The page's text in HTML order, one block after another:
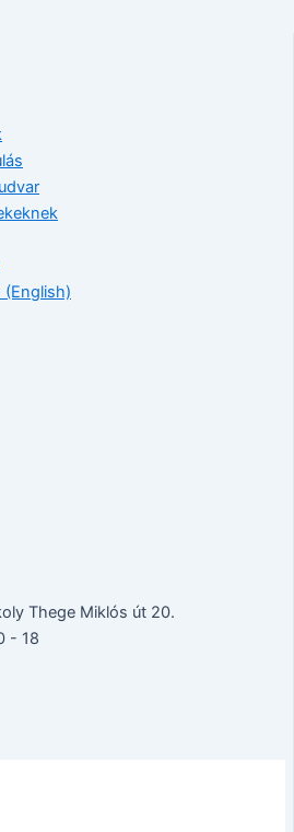
(English)
Thege Miklós út 20.
- 18